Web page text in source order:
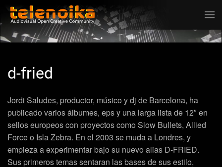
Ir al contenido principal
d-fried
Jordi Saludes, productor, músico y dj de Barcelona, ha
publicado varios álbumes, eps y una larga lista de 12″ en
sellos europeos con proyectos como Slow Bullets, Allied
Force o Isla Zebra. En el 2003 se muda a Londres, y
empieza a experimentar bajo su nuevo alias D-FRIED.
Sus primeros temas sentaran las bases de sus estilo,